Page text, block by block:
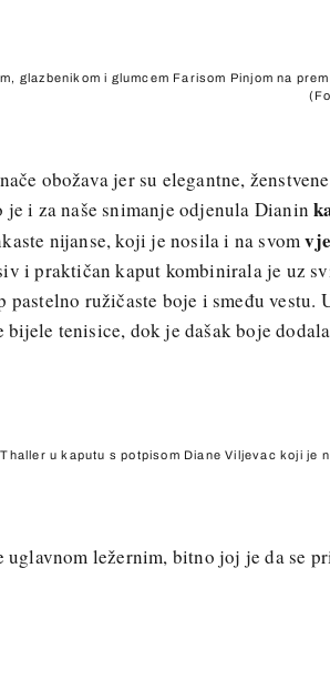
glazbenikom i glumcem Farisom Pinjom na
obožava jer su elegantne,
je i za naše snimanje odjenula Dianin
nijanse, koji je nosila i na svom
i praktičan kaput kombinirala je uz
ružičaste boje i smeđu vestu.
tenisice, dok je dašak boje
u kaputu s potpisom Diane Viljevac koji je
ležernim, bitno joj je da se